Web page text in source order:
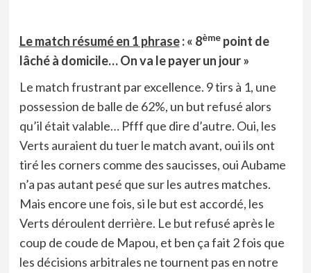
Le match résumé en 1 phrase: « 8èmepoint de
lâché à domicile… On va le payer un jour »
Le match frustrant par excellence. 9 tirs à 1, une
possession de balle de 62%, un but refusé alors
qu’il était valable… Pfff que dire d’autre. Oui, les
Verts auraient du tuer le match avant, oui ils ont
tiré les corners comme des saucisses, oui Aubame
n’a pas autant pesé que sur les autres matches.
Mais encore une fois, si le but est accordé, les
Verts déroulent derrière. Le but refusé après le
coup de coude de Mapou, et ben ça fait 2 fois que
les décisions arbitrales ne tournent pas en notre